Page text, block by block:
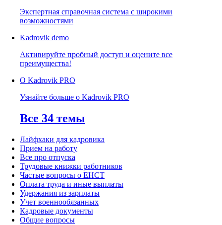
Экспертная справочная система с широкими
возможностями
Kadrovik demo
Активируйте пробный доступ и оцените все
преимущества!
О Kadrovik PRO
Узнайте больше о Kadrovik PRO
Все 34 темы
Лайфхаки для кадровика
Прием на работу
Все про отпуска
Трудовые книжки работников
Частые вопросы о ЕНСТ
Оплата труда и иные выплаты
Удержания из зарплаты
Учет военнообязанных
Кадровые документы
Общие вопросы